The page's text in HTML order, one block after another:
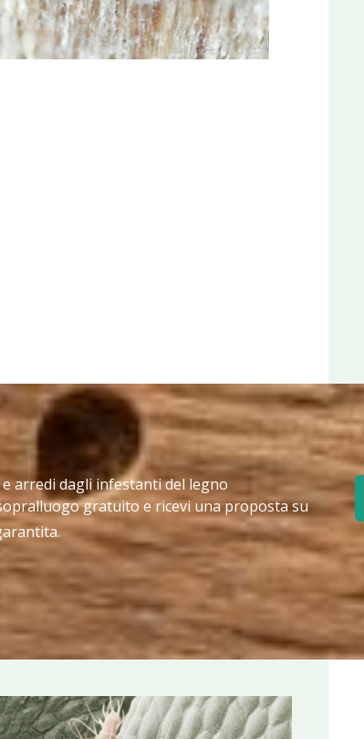
arredi dagli infestanti del legno
gratuito e ricevi una proposta su